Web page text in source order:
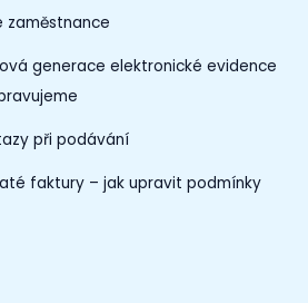
zaměstnance
generace elektronické evidence
při podávání
faktury – jak upravit podmínky